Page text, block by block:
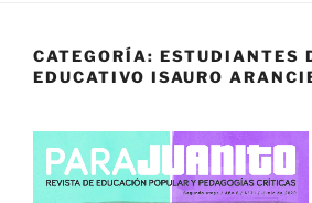
CATEGORÍA: ESTUDIANTES
EDUCATIVO ISAURO